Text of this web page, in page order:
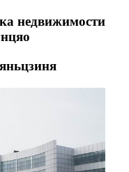
недвижимости